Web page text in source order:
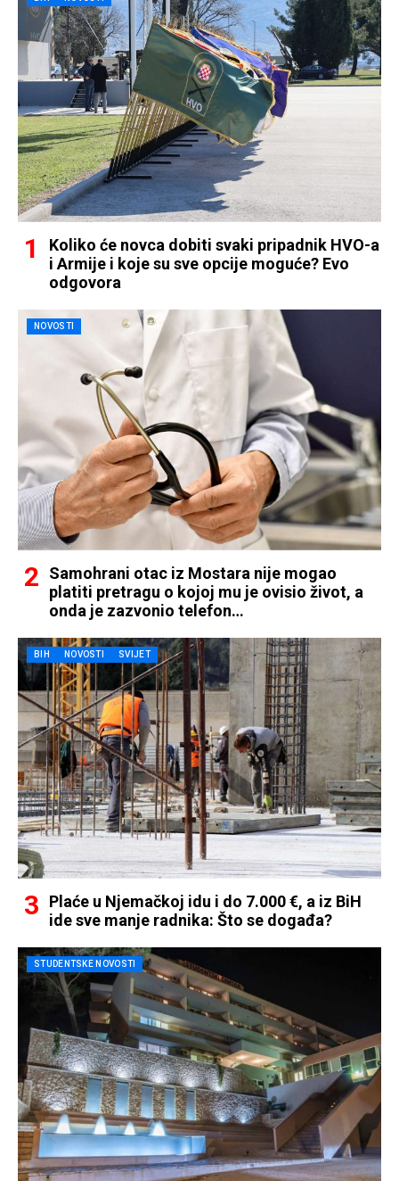
Koliko će novca dobiti svaki pripadnik HVO-a
i Armije i koje su sve opcije moguće? Evo
odgovora
NOVOSTI
Samohrani otac iz Mostara nije mogao
platiti pretragu o kojoj mu je ovisio život, a
onda je zazvonio telefon…
BIH NOVOSTI SVIJET
Plaće u Njemačkoj idu i do 7.000 €, a iz BiH
ide sve manje radnika: Što se događa?
STUDENTSKE NOVOSTI